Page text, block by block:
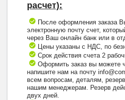
расчет):
После оформления заказа
электронную почту счет,
через Ваш онлайн банк или в
Цены указаны с НДС, по
Срок действия счета 2
Оформить заказ вы можете
напишите нам на почту
всем вопросам, деталям,
нашим менеджерам. Резерв
двух дней.